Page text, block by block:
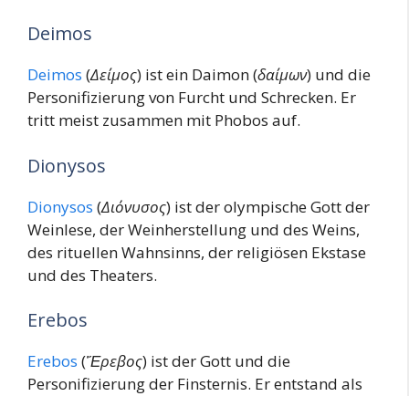
Deimos
Deimos (Δείμος) ist ein Daimon (δαίμων) und die
Personifizierung von Furcht und Schrecken. Er
tritt meist zusammen mit Phobos auf.
Dionysos
Dionysos (Διόνυσος) ist der olympische Gott der
Weinlese, der Weinherstellung und des Weins,
des rituellen Wahnsinns, der religiösen Ekstase
und des Theaters.
Erebos
Erebos (Ἔρεβος) ist der Gott und die
Personifizierung der Finsternis. Er entstand als